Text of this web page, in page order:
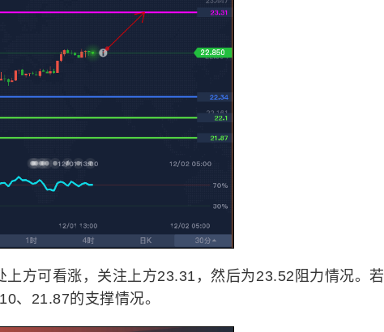
方可看涨，关注上方23.31，然后为23.52阻力情况。若
、21.87的支撑情况。